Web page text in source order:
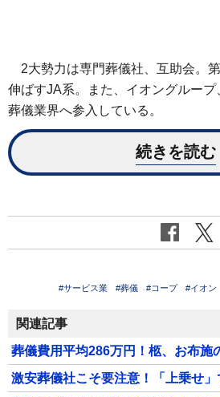
2大勢力は専門葬儀社、互助会。
伸ばすJA系。また、イオングルー
葬儀業界へ参入している。
続きを読む
#サービス業 #葬儀 #コープ #イオン
関連記事
葬儀費用平均286万円！柩、お布施
激安葬儀社こそ要注意！「上乗せ」